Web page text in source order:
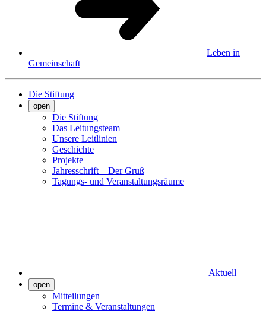
Leben in
Gemeinschaft
Die Stiftung
open
Die Stiftung
Das Leitungsteam
Unsere Leitlinien
Geschichte
Projekte
Jahresschrift – Der Gruß
Tagungs- und Veranstaltungsräume
Aktuell
open
Mitteilungen
Termine & Veranstaltungen